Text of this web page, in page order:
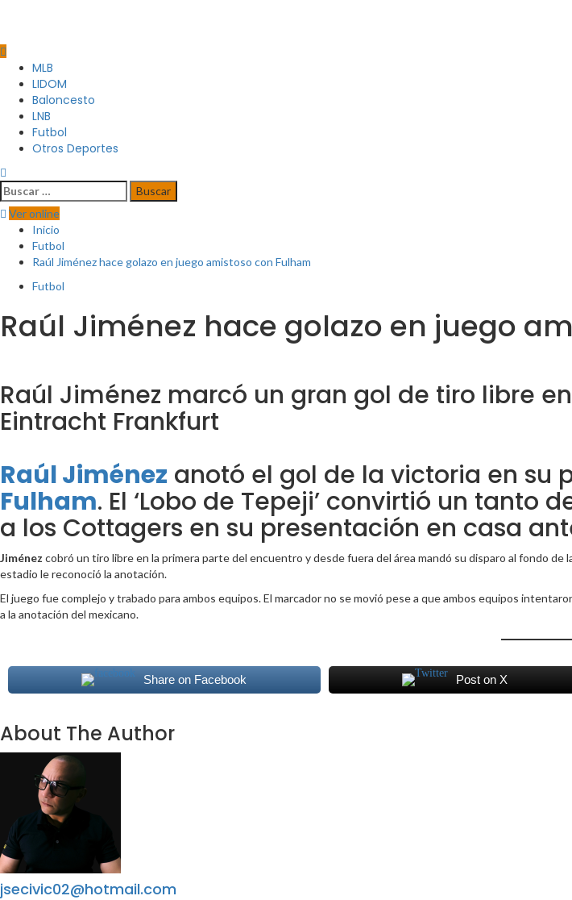
MLB
LIDOM
Baloncesto
LNB
Futbol
Otros Deportes
Ver online
Inicio
Futbol
Raúl Jiménez hace golazo en juego amistoso con Fulham
Futbol
Raúl Jiménez hace golazo en juego
Raúl Jiménez marcó un gran gol de tiro libre
Eintracht Frankfurt
Raúl Jiménez anotó el gol de la victoria en su
Fulham. El ‘Lobo de Tepeji’ convirtió un
a los Cottagers en su presentación en casa
Jiménez cobró un tiro libre en la primera parte del encuentro y desde fuera del área mandó su disparo al fondo
estadio le reconoció la anotación.
El juego fue complejo y trabado para ambos equipos. El marcador no se movió pese a que ambos equipos
a la anotación del mexicano.
Share on Facebook Post on X
About The Author
jsecivic02@hotmail.com